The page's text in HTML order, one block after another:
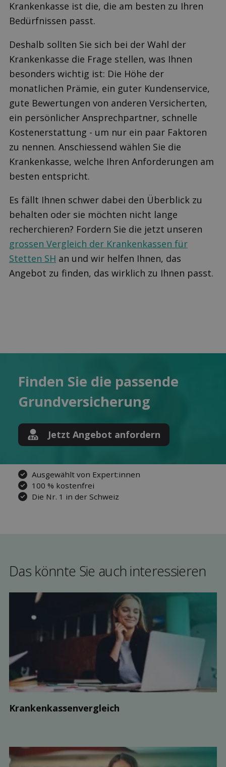
Krankenkasse ist die, die am besten zu Ihren
Bedürfnissen passt.
Deshalb sollten Sie sich bei der Wahl der
Krankenkasse die Frage stellen, was Ihnen
besonders wichtig ist: Die Höhe der
monatlichen Prämie, ein guter Kundenservice,
gute Bewertungen von anderen Versicherten,
ein persönlicher Ansprechpartner, schnelle
Kostenerstattung - um nur ein paar Faktoren
zu nennen. Anschiessend wählen Sie die
Krankenkasse, welche Ihren Anforderungen am
besten entspricht.
Es fällt Ihnen schwer dabei den Überblick zu
behalten oder sie möchten nicht lange
recherchieren? Fordern Sie die jetzt unseren
grossen Vergleich der Krankenkassen für
Stetten SH an und wir helfen Ihnen, das
Angebot zu finden, das wirklich zu Ihnen passt.
Finden Sie die pas­sende
Grund­versicherung
Jetzt Angebot anfordern
Ausgewählt von Expert:innen
100 % kostenfrei
Die Nr. 1 in der Schweiz
Das könnte Sie auch interessieren
Kranken­kassen­vergleich